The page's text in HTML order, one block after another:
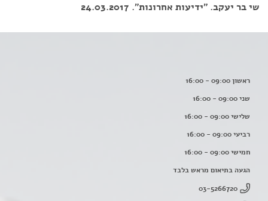
שי בר יעקב. "ידיעות אחרונות". 24.03.2017
ראשון 09:00 - 16:00
שני 09:00 - 16:00
שלישי 09:00 - 16:00
רביעי 09:00 - 16:00
חמישי 09:00 - 16:00
הגעה בתיאום מראש בלבד
03-5266720